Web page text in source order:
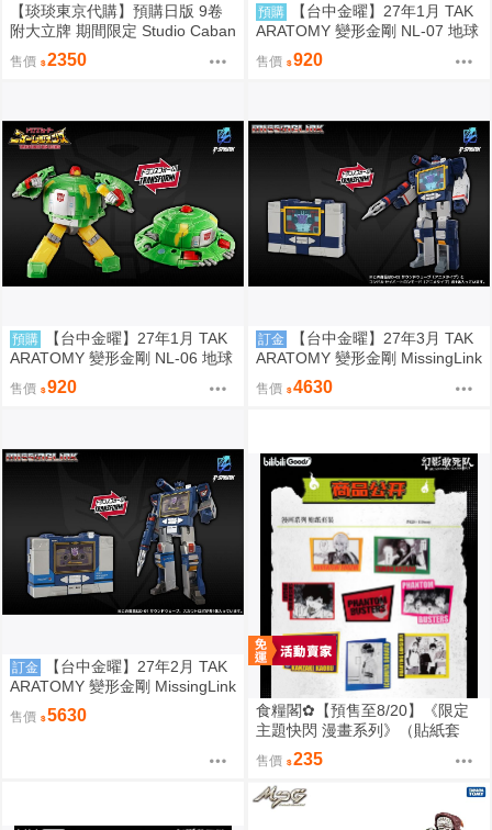
【琰琰東京代購】預購日版 9卷
附大立牌 期間限定 Studio Caban
a 思密錄音室 日下優助 牧友佳里
售價 2350
預購
【台中金曜】27年1月 TAK
ARATOMY 變形金剛 NL-07 地球
火種 音波 聲波 0828
售價 920
預購
【台中金曜】27年1月 TAK
ARATOMY 變形金剛 NL-06 地球
火種 宇宙飛碟 Cosmos 0828
售價 920
訂金
【台中金曜】27年3月 TAK
ARATOMY 變形金剛 MissingLink
D02 音波 聲波 動畫色 0828
售價 4630
訂金
【台中金曜】27年2月 TAK
ARATOMY 變形金剛 MissingLink
D01 音波 聲波 玩具色 0828
售價 5630
食糧閣✿【預售至8/20】《限定
主題快閃 漫畫系列》（貼紙套
裝）惡靈剋星／幻影敢死隊／主
題快閃／宍喰野虎落／是岸遊人
／觀崎薰／多聞康太郎／壹宮昊
售價 235